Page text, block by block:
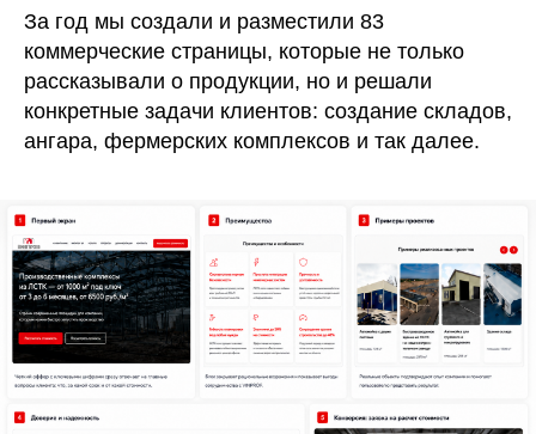
За год мы создали и разместили 83
коммерческие страницы, которые не только
рассказывали о продукции, но и решали
конкретные задачи клиентов: создание складов,
ангара, фермерских комплексов и так далее.